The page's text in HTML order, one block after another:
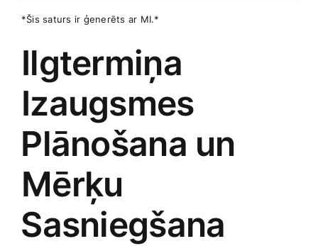
*Šis saturs ir ģenerēts ⁢ar MI.*
Ilgtermiņa
Izaugsmes
⁤Plānošana un
Mērķu
⁣Sasniegšana